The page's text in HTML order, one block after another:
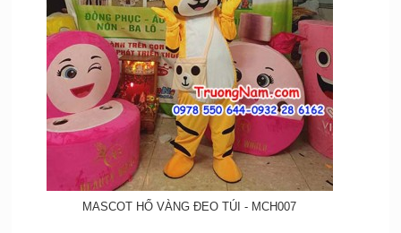
MASCOT HỔ VÀNG ĐEO TÚI - MCH007